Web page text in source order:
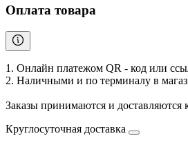
Оплата товара
1. Онлайн платежом QR - код или
2. Наличными и по терминалу в
Заказы принимаются и доставляются
Круглосуточная доставка